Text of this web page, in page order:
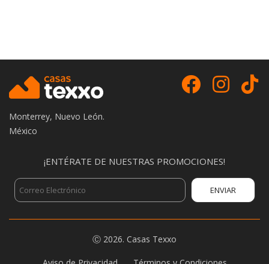
Monterrey, Nuevo León.
México
¡ENTÉRATE DE NUESTRAS PROMOCIONES!
Ⓒ 2026. Casas Texxo